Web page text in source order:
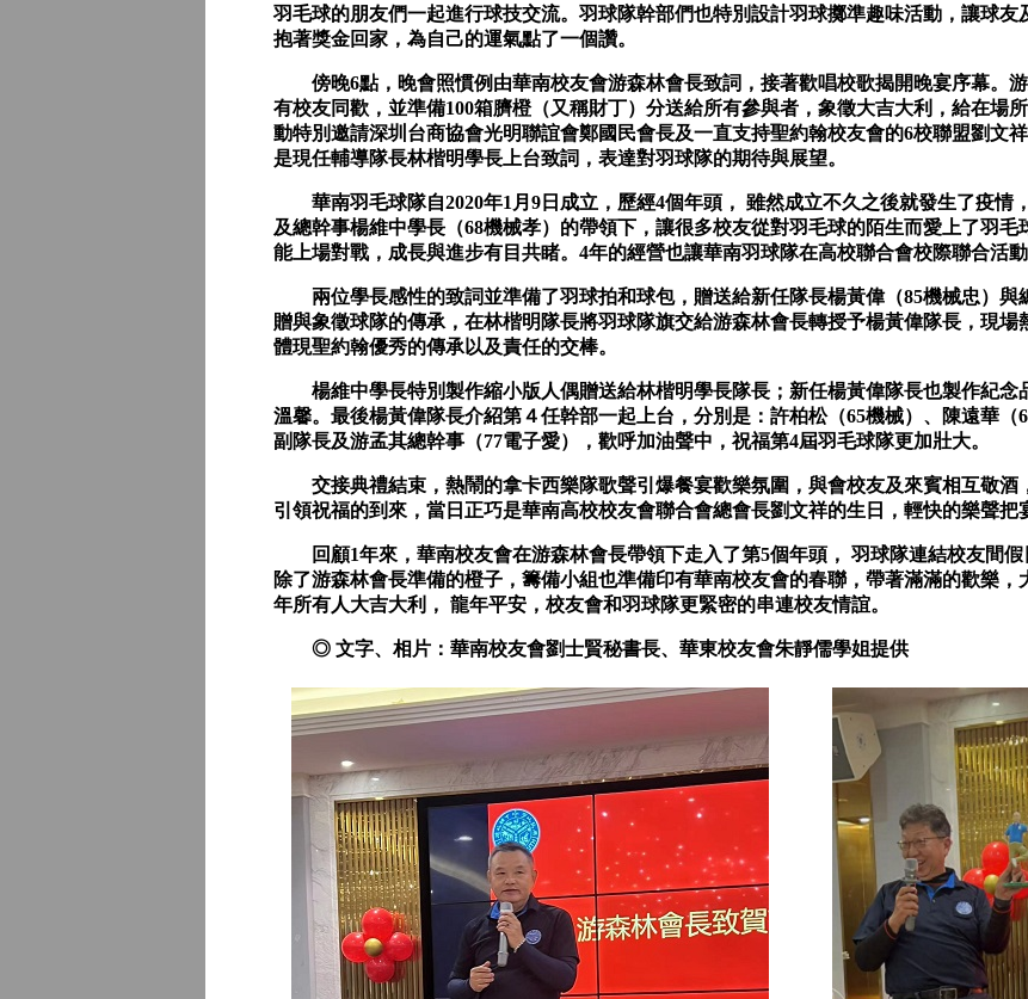
羽毛球的朋友們一起進行球技交流。羽球隊幹部們也特別設計羽球擲準趣味活動，讓球友
抱著獎金回家，為自己的運氣點了一個讚。
傍晚6點，晚會照慣例由華南校友會游森林會長致詞，接著歡唱校歌揭開晚宴序幕。
有校友同歡，並準備100箱臍橙（又稱財丁）分送給所有參與者，象徵大吉大利，給在場
動特別邀請深圳台商協會光明聯誼會鄭國民會長及一直支持聖約翰校友會的6校聯盟劉文
是現任輔導隊長林楷明學長上台致詞，表達對羽球隊的期待與展望。
華南羽毛球隊自2020年1月9日成立，歷經4個年頭， 雖然成立不久之後就發生了疫情
及總幹事楊維中學長（68機械孝）的帶領下，讓很多校友從對羽毛球的陌生而愛上了羽
能上場對戰，成長與進步有目共睹。4年的經營也讓華南羽球隊在高校聯合會校際聯合活動
兩位學長感性的致詞並準備了羽球拍和球包，贈送給新任隊長楊黃偉（85機械忠）與
贈與象徵球隊的傳承，在林楷明隊長將羽球隊旗交給游森林會長轉授予楊黃偉隊長，現場
體現聖約翰優秀的傳承以及責任的交棒。
楊維中學長特別製作縮小版人偶贈送給林楷明學長隊長；新任楊黃偉隊長也製作紀念
溫馨。最後楊黃偉隊長介紹第４任幹部一起上台，分別是：許柏松（65機械）、陳遠華（
副隊長及游孟其總幹事（77電子愛），歡呼加油聲中，祝福第4屆羽毛球隊更加壯大。
交接典禮結束，熱鬧的拿卡西樂隊歌聲引爆餐宴歡樂氛圍，與會校友及來賓相互敬酒
引領祝福的到來，當日正巧是華南高校校友會聯合會總會長劉文祥的生日，輕快的樂聲把
回顧1年來，華南校友會在游森林會長帶領下走入了第5個年頭， 羽球隊連結校友間假
除了游森林會長準備的橙子，籌備小組也準備印有華南校友會的春聯，帶著滿滿的歡樂
年所有人大吉大利， 龍年平安，校友會和羽球隊更緊密的串連校友情誼。
◎ 文字、相片：華南校友會劉士賢秘書長、華東校友會朱靜儒學姐提供